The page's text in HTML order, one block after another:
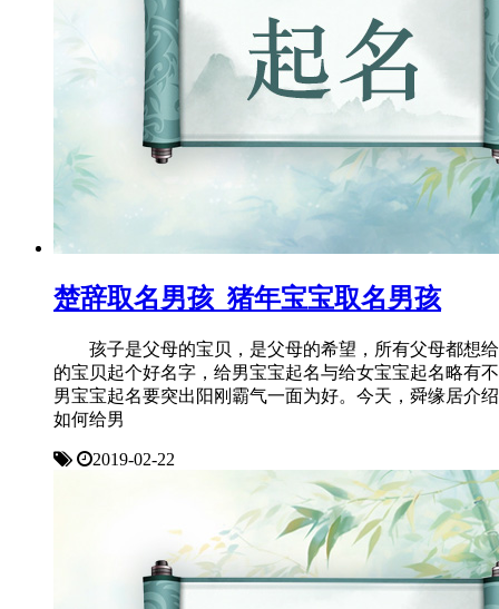
楚辞取名男孩_猪年宝宝取名男孩
孩子是父母的宝贝，是父母的希望，所有父母都想
的宝贝起个好名字，给男宝宝起名与给女宝宝起名略有
男宝宝起名要突出阳刚霸气一面为好。今天，舜缘居介
如何给男
2019-02-22